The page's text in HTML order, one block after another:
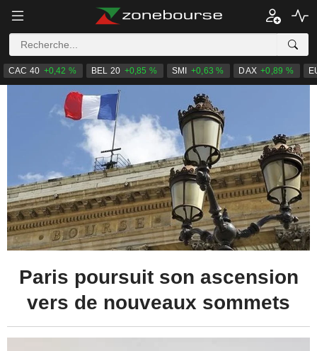
CAC 40 +0,42 % BEL 20 +0,85 % SMI +0,63 % DAX +0,89 %
Paris poursuit son ascension
vers de nouveaux sommets